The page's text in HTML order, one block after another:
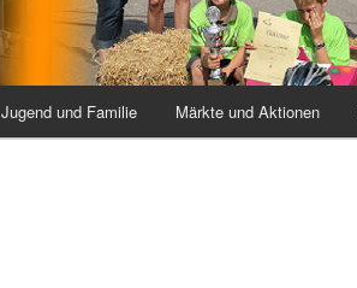
Jugend und Familie Märkte und Aktionen